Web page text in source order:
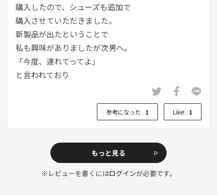
購入したので、シューズも追加で
購入させていただきました。
新製品が出たということで
私も興味がありましたが次男へ。
「今度、連れてってよ」
と言われており
参考になった 1 Like! 1
もっと見る
※レビューを書くにはログインが必要です。